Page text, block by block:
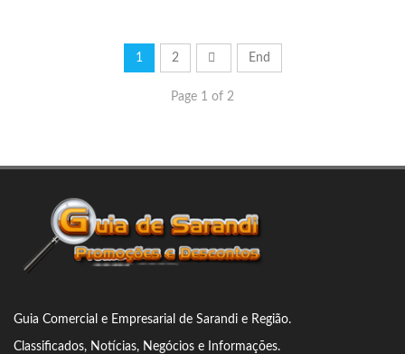
1 2 End
Page 1 of 2
Guia Comercial e Empresarial de Sarandi e Região.
Classificados, Notícias, Negócios e Informações.